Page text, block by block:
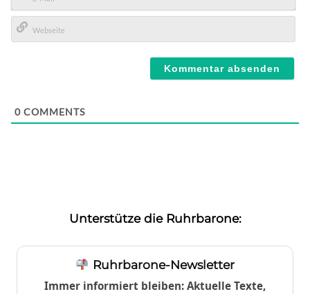
E-
Mail*
0 COMMENTS
Unterstütze die Ruhrbarone:
Ruhrbarone-Newsletter
Immer informiert bleiben: Aktuelle Texte,